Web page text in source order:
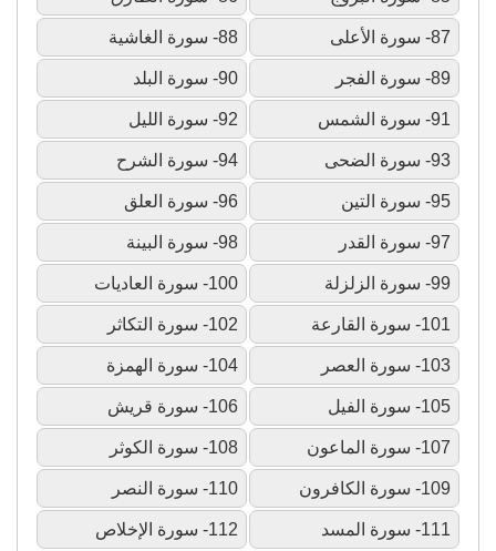
87- سورة الأعلى 88- سورة الغاشية
89- سورة الفجر 90- سورة البلد
91- سورة الشمس 92- سورة الليل
93- سورة الضحى 94- سورة الشرح
95- سورة التين 96- سورة العلق
97- سورة القدر 98- سورة البينة
99- سورة الزلزلة 100- سورة العاديات
101- سورة القارعة 102- سورة التكاثر
103- سورة العصر 104- سورة الهمزة
105- سورة الفيل 106- سورة قريش
107- سورة الماعون 108- سورة الكوثر
109- سورة الكافرون 110- سورة النصر
111- سورة المسد 112- سورة الإخلاص